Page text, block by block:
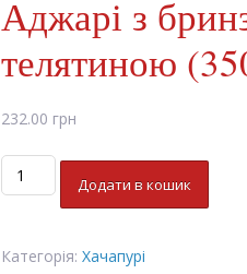
Аджарі з
телятиною
232.00 грн
Аджарі
з
бринзою
томленою
Додати в кошик
Категорія: Хачапурі